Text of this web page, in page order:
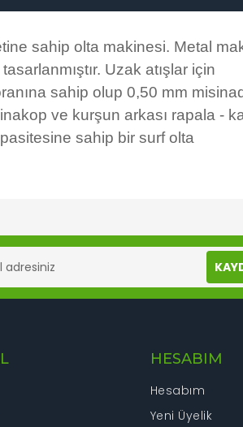
sahip olta makinesi. Metal
Uzak atışlar için
sahip olup 0,50 mm
ve kurşun arkası rapala -
sahip bir surf olta
HESABIM
Hesabım
Yeni Üyelik